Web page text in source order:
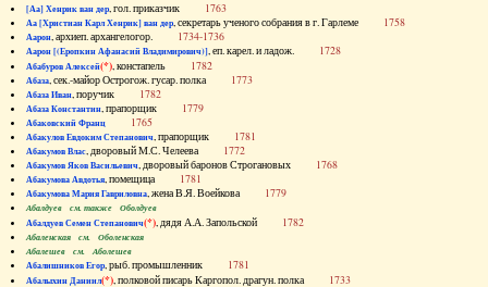
[Аа] Хенрик ван дер, гол. приказчик 1763
Аа [Христиан Карл Хенрик] ван дер, секретарь ученого собрания в г. Гарлеме 1758
Аарон, архиеп. архангелогор. 1734-1736
Аарон [(Еропкин Афанасий Владимирович)], еп. карел. и ладож. 1728
Абабуров Алексей(*), констапель 1782
Абаза, сек.-майор Острогож. гусар. полка 1773
Абаза Иван, поручик 1782
Абаза Константин, прапорщик 1779
Абаковский Франц 1765
Абакулов Евдоким Степанович, прапорщик 1781
Абакумов Влас, дворовый М.С. Челеева 1772
Абакумов Яков Васильевич, дворовый баронов Строгановых 1768
Абакумова Авдотья, помещица 1781
Абакумова Мария Гавриловна, жена В.Я. Воейкова 1779
Абалдуев см. также Оболдуев
Абалдуев Семен Степанович(*), дядя А.А. Запольской 1782
Абаленская см. Оболенская
Абалешев см. Аболешев
Абалишников Егор, рыб. промышленник 1781
Абалыхин Даниил(*), полковой писарь Каргопол. драгун. полка 1733